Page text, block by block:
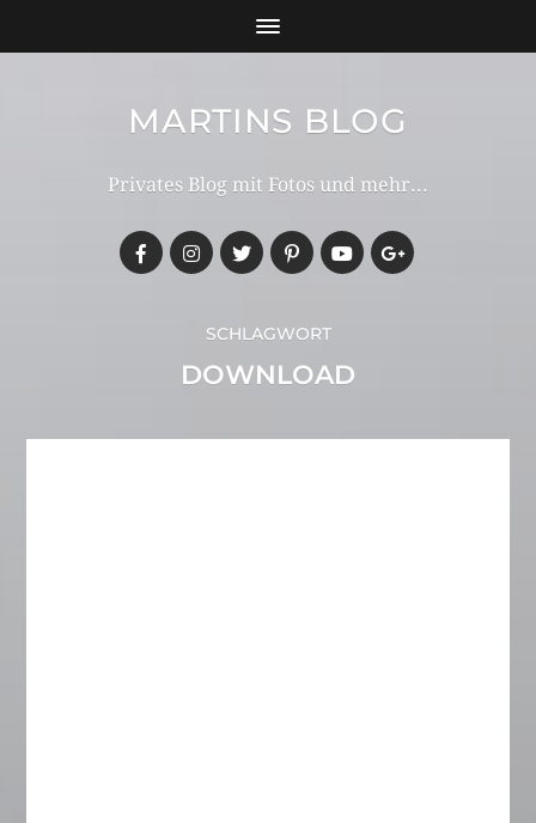
MARTINS BLOG
Privates Blog mit Fotos und mehr...
SCHLAGWORT
DOWNLOAD